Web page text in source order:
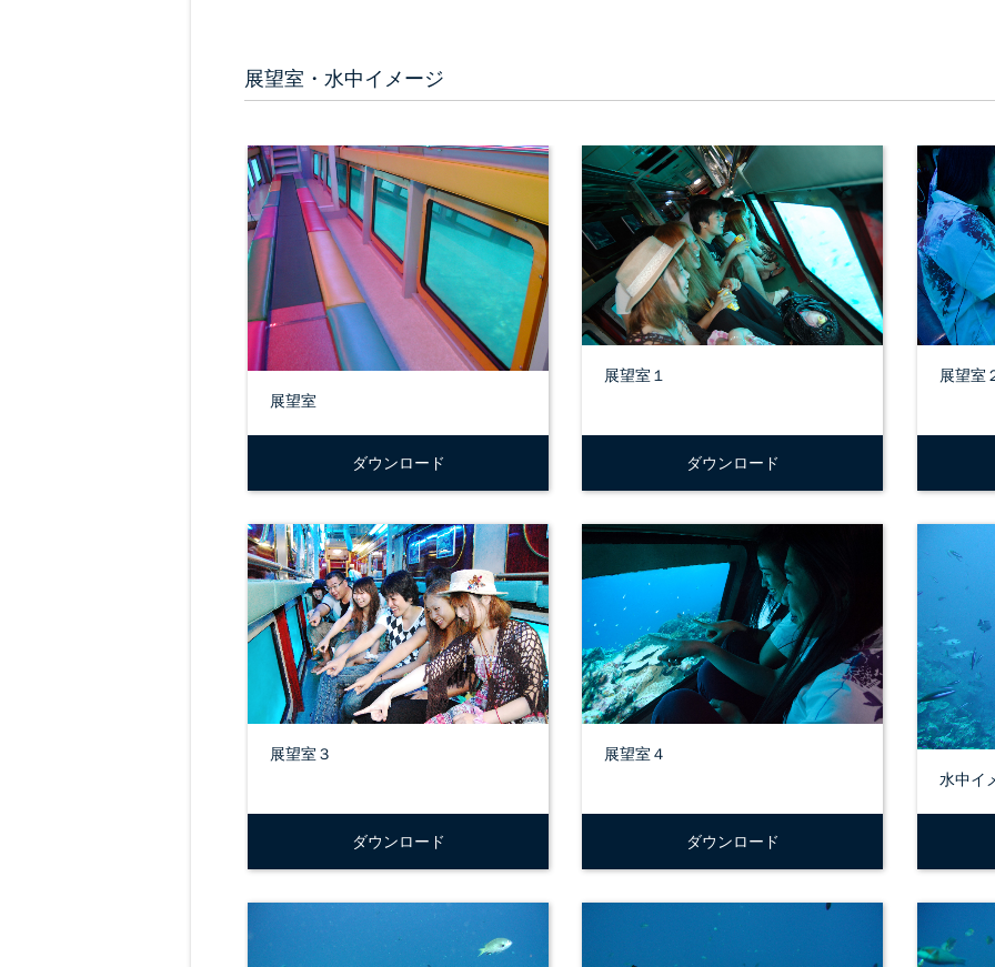
展望室・水中イメージ
展望室
ダウンロード
展望室１
ダウンロード
展望室
展望室３
ダウンロード
展望室４
ダウンロード
水中イ